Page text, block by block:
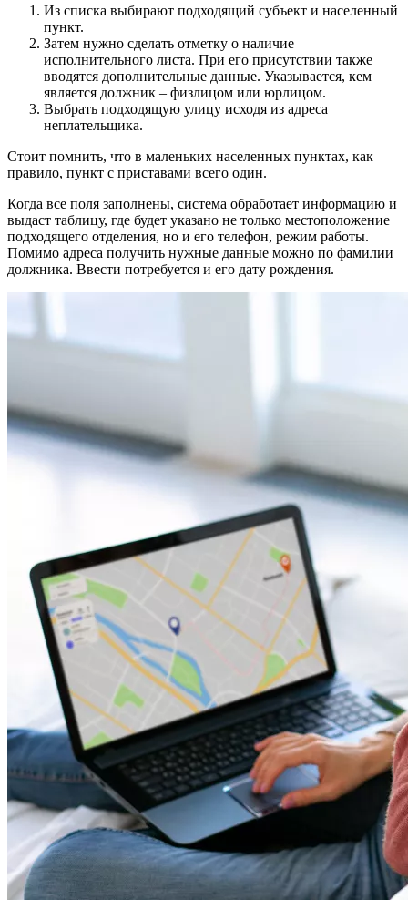
Из списка выбирают подходящий субъект и населенный
пункт.
Затем нужно сделать отметку о наличие
исполнительного листа. При его присутствии также
вводятся дополнительные данные. Указывается, кем
является должник – физлицом или юрлицом.
Выбрать подходящую улицу исходя из адреса
неплательщика.
Стоит помнить, что в маленьких населенных пунктах, как
правило, пункт с приставами всего один.
Когда все поля заполнены, система обработает информацию и
выдаст таблицу, где будет указано не только местоположение
подходящего отделения, но и его телефон, режим работы.
Помимо адреса получить нужные данные можно по фамилии
должника. Ввести потребуется и его дату рождения.